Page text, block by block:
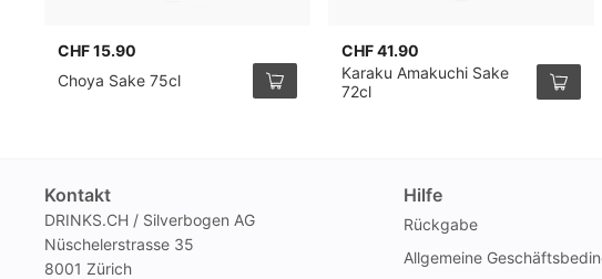
CHF 15.90
Choya Sake 75cl
CHF 41.90
Karaku Amakuchi Sake
72cl
Kontakt
DRINKS.CH / Silverbogen AG
Nüschelerstrasse 35
8001 Zürich
Hilfe
Rückgabe
Allgemeine